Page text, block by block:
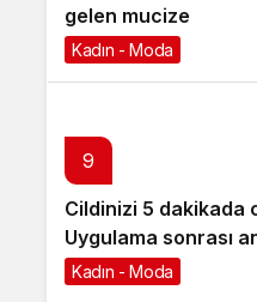
gelen mucize
Kadın - Moda
9
Cildinizi 5 dakikada
Uygulama sonrası
Kadın - Moda